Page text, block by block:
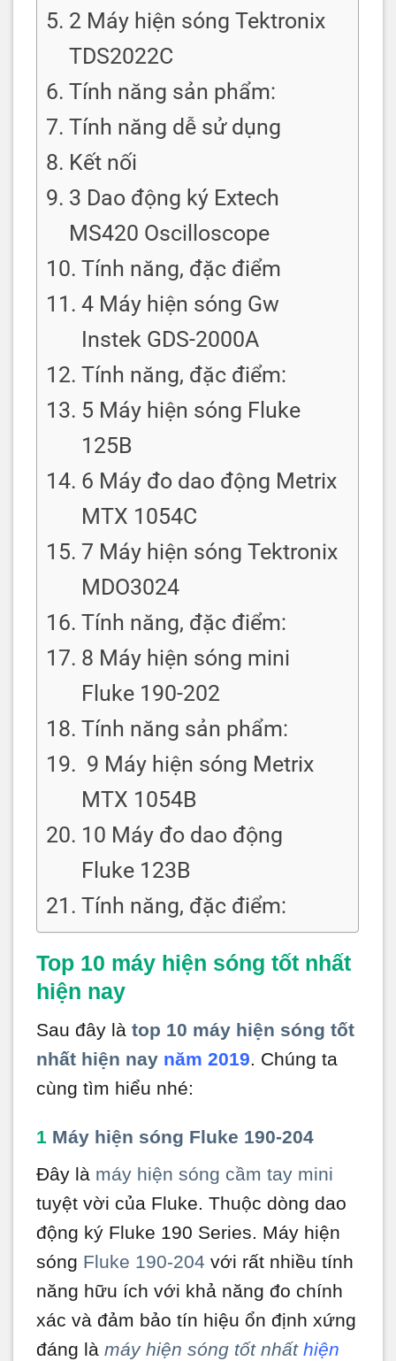
2 Máy hiện sóng Tektronix
TDS2022C
Tính năng sản phẩm:
Tính năng dễ sử dụng
Kết nối
3 Dao động ký Extech
MS420 Oscilloscope
Tính năng, đặc điểm
4 Máy hiện sóng Gw
Instek GDS-2000A
Tính năng, đặc điểm:
5 Máy hiện sóng Fluke
125B
6 Máy đo dao động Metrix
MTX 1054C
7 Máy hiện sóng Tektronix
MDO3024
Tính năng, đặc điểm:
8 Máy hiện sóng mini
Fluke 190-202
Tính năng sản phẩm:
9 Máy hiện sóng Metrix
MTX 1054B
10 Máy đo dao động
Fluke 123B
Tính năng, đặc điểm:
Top 10 máy hiện sóng tốt nhất
hiện nay
Sau đây làtop 10 máy hiện sóng tốt
nhất hiện nay năm 2019 . Chúng ta
cùng tìm hiểu nhé:
1 Máy hiện sóng Fluke 190-204
Đây là máy hiện sóng cầm tay mini
tuyệt vời của Fluke. Thuộc dòng dao
động ký Fluke 190 Series. Máy hiện
sóng Fluke 190-204 với rất nhiều tính
năng hữu ích với khả năng đo chính
xác và đảm bảo tín hiệu ổn định xứng
đáng làmáy hiện sóng tốt nhấthiện